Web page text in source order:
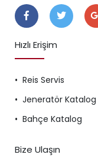
Hızlı Erişim
Reis Servis
Jeneratör Katalog
Bahçe Katalog
Bize Ulaşın